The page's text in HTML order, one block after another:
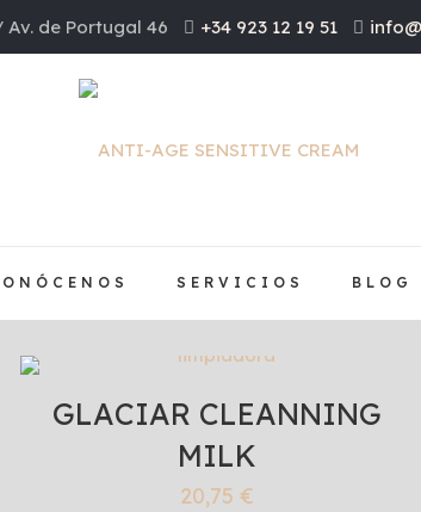
de Portugal 46 +34 923 12 19 51
SERVICIOS BLOG
GLACIAR CLEANNING
MILK
20,75€